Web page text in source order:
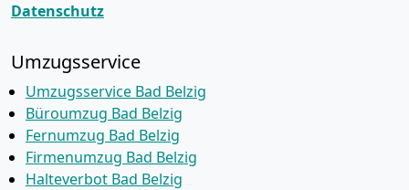
Datenschutz
Umzugsservice
Umzugsservice Bad Belzig
Büroumzug Bad Belzig
Fernumzug Bad Belzig
Firmenumzug Bad Belzig
Halteverbot Bad Belzig